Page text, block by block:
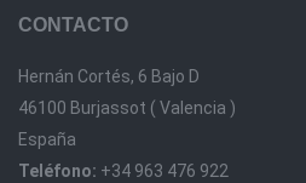
CONTACTO
Hernán Cortés, 6 Bajo D
46100 Burjassot ( Valencia )
España
Teléfono: +34 963 476 922